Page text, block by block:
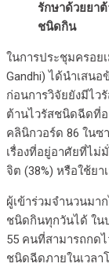
รักษาด้วยยา
ชนิดกิน
ในการประชุมครอย
Gandhi) ได้นำเสน
ก่อนการวิจัยยังมีไว
ต้านไวรัสชนิดฉีดที่
คลินิกวอร์ด 86 ใน
เรื่องที่อยู่อาศัยที่ไม่
จิต (38%) หรือใช้ยา
ผู้เข้าร่วมจำนวนมา
ชนิดกินทุกวันได้ ใน
55 คนที่สามารถกดไ
ชนิดฉีดภายในเวลา